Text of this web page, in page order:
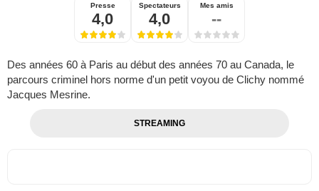
Presse
4,0
Spectateurs
4,0
Mes amis
--
Des années 60 à Paris au début des années 70 au Canada, le
parcours criminel hors norme d'un petit voyou de Clichy nommé
Jacques Mesrine.
STREAMING